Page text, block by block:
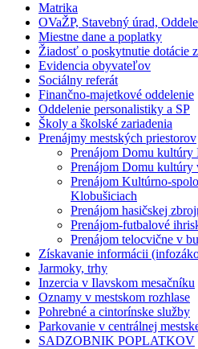
Matrika
OVaŽP, Stavebný úrad,
Miestne dane a poplatky
Žiadosť o poskytnutie dotácie
Evidencia obyvateľov
Sociálny referát
Finančno-majetkové oddelenie
Oddelenie personalistiky a SP
Školy a školské zariadenia
Prenájmy mestských priestorov
Prenájom Domu kultúry
Prenájom Domu kultúry
Prenájom Kultúrno-
Klobušiciach
Prenájom hasičskej
Prenájom-futbalové
Prenájom telocvične v
Získavanie informácii
Jarmoky, trhy
Inzercia v Ilavskom mesačníku
Oznamy v mestskom rozhlase
Pohrebné a cintorínske služby
Parkovanie v centrálnej
SADZOBNIK POPLATKOV